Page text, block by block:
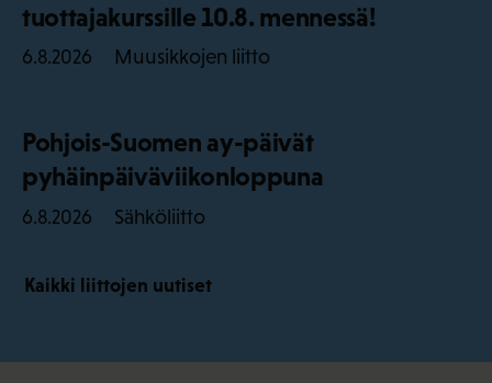
tuottajakurssille 10.8. mennessä!
6.8.2026 Muusikkojen liitto
Pohjois-Suomen ay-päivät
pyhäinpäiväviikonloppuna
6.8.2026 Sähköliitto
Kaikki liittojen uutiset